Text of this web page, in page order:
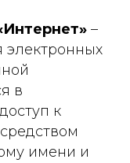
–
электронных
в
к
имени и